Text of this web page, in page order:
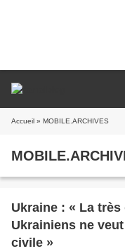
Accueil » MOBILE.ARCHIVES
Ukraine : « La
Ukrainiens ne
civile »